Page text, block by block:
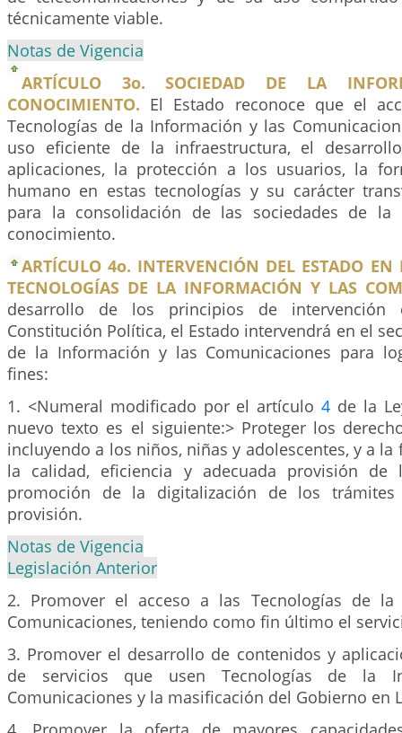
técnicamente viable.
Notas de Vigencia
ARTÍCULO 3o. SOCIEDAD DE LA
CONOCIMIENTO. El Estado reconoce que el
Tecnologías de la Información y las
uso eficiente de la infraestructura, el
aplicaciones, la protección a los usuarios, la
humano en estas tecnologías y su carácter
para la consolidación de las sociedades de
conocimiento.
ARTÍCULO 4o. INTERVENCIÓN DEL ESTADO EN
TECNOLOGÍAS DE LA INFORMACIÓN Y LAS
desarrollo de los principios de intervención
Constitución Política, el Estado intervendrá en el
de la Información y las Comunicaciones para
fines:
1. <Numeral modificado por el artículo4 de la
nuevo texto es el siguiente:> Proteger los
incluyendo a los niños, niñas y adolescentes, y a
la calidad, eficiencia y adecuada provisión de
promoción de la digitalización de los trámites
provisión.
Notas de Vigencia
Legislación Anterior
2. Promover el acceso a las Tecnologías de
Comunicaciones, teniendo como fin último el
3. Promover el desarrollo de contenidos y
de servicios que usen Tecnologías de la
Comunicaciones y la masificación del Gobierno en